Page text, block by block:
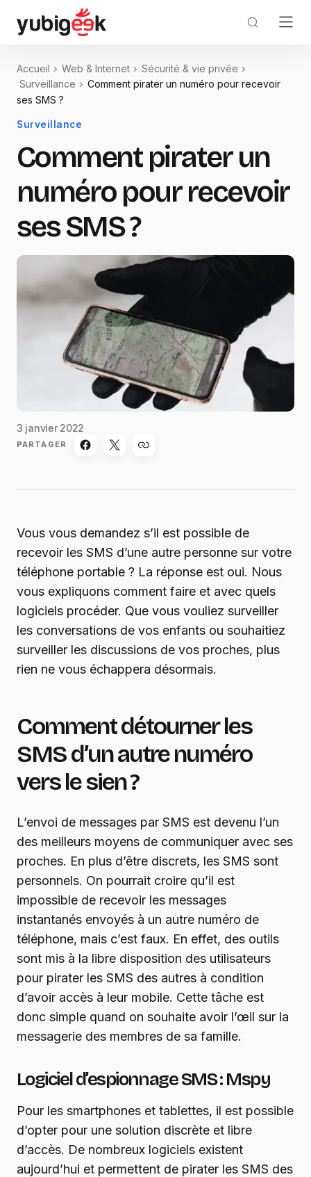
Accueil Web & Internet
Sécurité & vie privée
Surveillance
Comment pirater un numéro pour recevoir
ses SMS ?
Surveillance
Comment pirater un
numéro pour recevoir
ses SMS ?
3 janvier 2022
PARTAGER
Vous vous demandez s’il est possible de
recevoir les SMS d’une autre personne sur votre
téléphone portable ? La réponse est oui. Nous
vous expliquons comment faire et avec quels
logiciels procéder. Que vous vouliez surveiller
les conversations de vos enfants ou souhaitiez
surveiller les discussions de vos proches, plus
rien ne vous échappera désormais.
Comment détourner les
SMS d’un autre numéro
vers le sien ?
L’envoi de messages par SMS est devenu l’un
des meilleurs moyens de communiquer avec ses
proches. En plus d’être discrets, les SMS sont
personnels. On pourrait croire qu’il est
impossible de recevoir les messages
instantanés envoyés à un autre numéro de
téléphone, mais c’est faux. En effet, des outils
sont mis à la libre disposition des utilisateurs
pour pirater les SMS des autres à condition
d’avoir accès à leur mobile. Cette tâche est
donc simple quand on souhaite avoir l’œil sur la
messagerie des membres de sa famille.
Logiciel d’espionnage SMS : Mspy
Pour les smartphones et tablettes, il est possible
d’opter pour une solution discrète et libre
d’accès. De nombreux logiciels existent
aujourd’hui et permettent de pirater les SMS des